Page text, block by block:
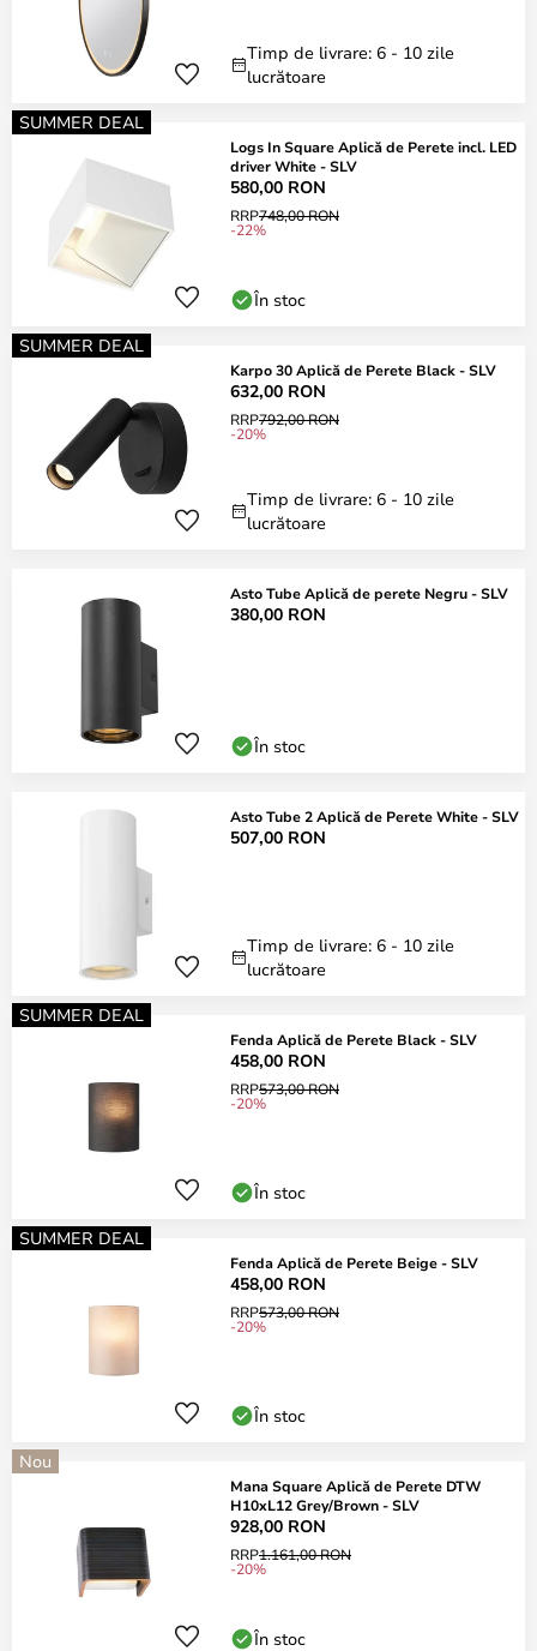
Timp de livrare: 6 - 10 zile
lucrătoare
SUMMER DEAL
Logs In Square Aplică de Perete incl. LED
driver White - SLV
580,00 RON
RRP748,00 RON
-22%
În stoc
SUMMER DEAL
Karpo 30 Aplică de Perete Black - SLV
632,00 RON
RRP792,00 RON
-20%
Timp de livrare: 6 - 10 zile
lucrătoare
Asto Tube Aplică de perete Negru - SLV
380,00 RON
În stoc
Asto Tube 2 Aplică de Perete White - SLV
507,00 RON
Timp de livrare: 6 - 10 zile
lucrătoare
SUMMER DEAL
Fenda Aplică de Perete Black - SLV
458,00 RON
RRP573,00 RON
-20%
În stoc
SUMMER DEAL
Fenda Aplică de Perete Beige - SLV
458,00 RON
RRP573,00 RON
-20%
În stoc
Nou
Mana Square Aplică de Perete DTW
H10xL12 Grey/Brown - SLV
928,00 RON
RRP1.161,00 RON
-20%
În stoc